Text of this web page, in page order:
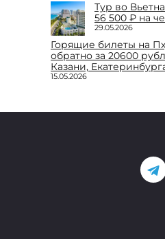
Тур во
56 500 ₽ на
29.05.2026
Горящие билеты на
обратно за 20600
Казани,
15.05.2026